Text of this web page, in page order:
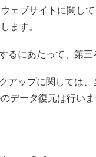
ェブサイトに関し
ます。
るにあたって、第
アップに関しては
データ復元は行い